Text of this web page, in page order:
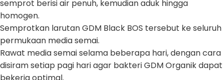
semprot berisi air penuh, kemudian aduk hingga
homogen.
Semprotkan larutan GDM Black BOS tersebut ke seluruh
permukaan media semai.
Rawat media semai selama beberapa hari, dengan cara
disiram setiap pagi hari agar bakteri GDM Organik dapat
bekerja optimal.